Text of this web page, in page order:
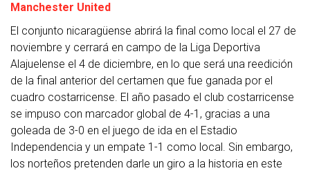
Manchester United
El conjunto nicaragüense abrirá la final como local el 27 de
noviembre y cerrará en campo de la Liga Deportiva
Alajuelense el 4 de diciembre, en lo que será una reedición
de la final anterior del certamen que fue ganada por el
cuadro costarricense. El año pasado el club costarricense
se impuso con marcador global de 4-1, gracias a una
goleada de 3-0 en el juego de ida en el Estadio
Independencia y un empate 1-1 como local. Sin embargo,
los norteños pretenden darle un giro a la historia en este